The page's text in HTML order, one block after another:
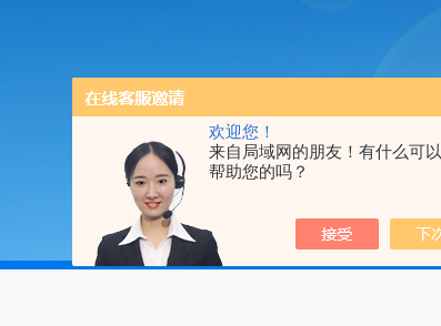
欢迎您！
来自局域网的朋友！有什么可以
帮助您的吗？